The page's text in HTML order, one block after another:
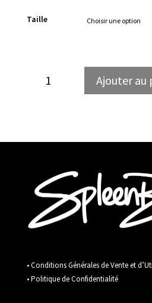
Taille
Ajouter au
• Conditions Générales de Vente et
• Politique de Confidentialité